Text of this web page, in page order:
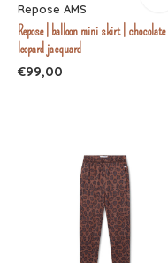
Repose AMS
Repose | balloon mini skirt | chocolate
leopard jacquard
€99,00